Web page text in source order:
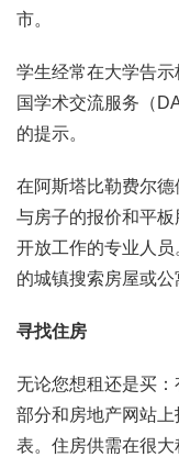
市。
学生经常在大学告
国学术交流服务（
的提示。
在阿斯塔比勒费尔德
与房子的报价和平
开放工作的专业人
的城镇搜索房屋或公
寻找住房
无论您想租还是买
部分和房地产网站
表。住房供需在很